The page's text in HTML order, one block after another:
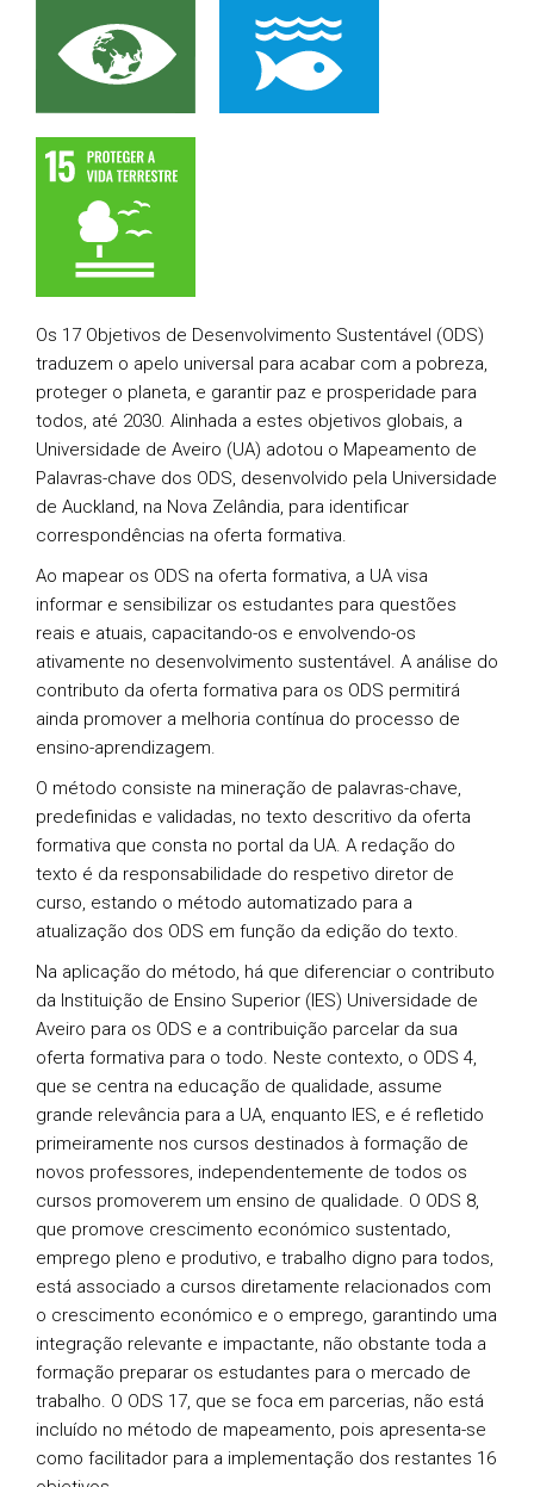
Os 17 Objetivos de Desenvolvimento Sustentável (ODS)
traduzem o apelo universal para acabar com a pobreza,
proteger o planeta, e garantir paz e prosperidade para
todos, até 2030. Alinhada a estes objetivos globais, a
Universidade de Aveiro (UA) adotou o Mapeamento de
Palavras-chave dos ODS, desenvolvido pela Universidade
de Auckland, na Nova Zelândia, para identificar
correspondências na oferta formativa.
Ao mapear os ODS na oferta formativa, a UA visa
informar e sensibilizar os estudantes para questões
reais e atuais, capacitando-os e envolvendo-os
ativamente no desenvolvimento sustentável. A análise do
contributo da oferta formativa para os ODS permitirá
ainda promover a melhoria contínua do processo de
ensino-aprendizagem.
O método consiste na mineração de palavras-chave,
predefinidas e validadas, no texto descritivo da oferta
formativa que consta no portal da UA. A redação do
texto é da responsabilidade do respetivo diretor de
curso, estando o método automatizado para a
atualização dos ODS em função da edição do texto.
Na aplicação do método, há que diferenciar o contributo
da Instituição de Ensino Superior (IES) Universidade de
Aveiro para os ODS e a contribuição parcelar da sua
oferta formativa para o todo. Neste contexto, o ODS 4,
que se centra na educação de qualidade, assume
grande relevância para a UA, enquanto IES, e é refletido
primeiramente nos cursos destinados à formação de
novos professores, independentemente de todos os
cursos promoverem um ensino de qualidade. O ODS 8,
que promove crescimento económico sustentado,
emprego pleno e produtivo, e trabalho digno para todos,
está associado a cursos diretamente relacionados com
o crescimento económico e o emprego, garantindo uma
integração relevante e impactante, não obstante toda a
formação preparar os estudantes para o mercado de
trabalho. O ODS 17, que se foca em parcerias, não está
incluído no método de mapeamento, pois apresenta-se
como facilitador para a implementação dos restantes 16